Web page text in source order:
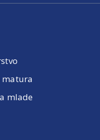
matura
mlade